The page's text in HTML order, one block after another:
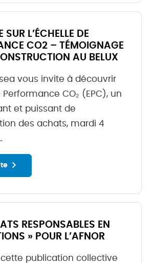
SUR L’ÉCHELLE DE
CO2 – TÉMOIGNAGE
AU BELUX
vous invite à découvrir
Performance CO₂ (EPC), un
et puissant de
des achats, mardi 4
RESPONSABLES EN
» POUR L’AFNOR
cette publication collective